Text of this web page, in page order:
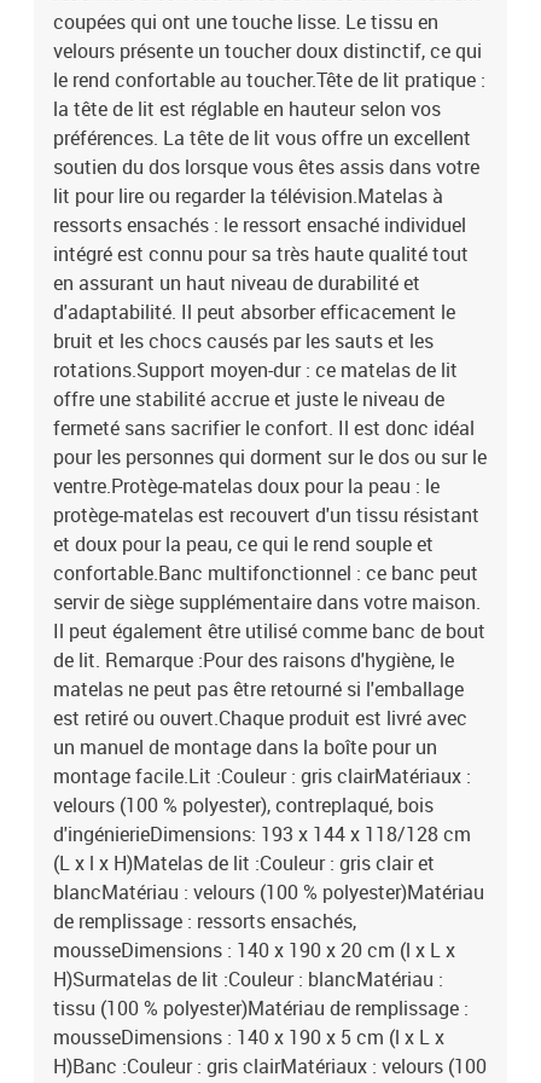
x surmatelas1 x banc
coupées qui ont une touche lisse. Le tissu en
velours présente un toucher doux distinctif, ce qui
le rend confortable au toucher.Tête de lit pratique :
la tête de lit est réglable en hauteur selon vos
préférences. La tête de lit vous offre un excellent
soutien du dos lorsque vous êtes assis dans votre
lit pour lire ou regarder la télévision.Matelas à
ressorts ensachés : le ressort ensaché individuel
intégré est connu pour sa très haute qualité tout
en assurant un haut niveau de durabilité et
d'adaptabilité. Il peut absorber efficacement le
bruit et les chocs causés par les sauts et les
rotations.Support moyen-dur : ce matelas de lit
offre une stabilité accrue et juste le niveau de
fermeté sans sacrifier le confort. Il est donc idéal
pour les personnes qui dorment sur le dos ou sur le
ventre.Protège-matelas doux pour la peau : le
protège-matelas est recouvert d'un tissu résistant
et doux pour la peau, ce qui le rend souple et
confortable.Banc multifonctionnel : ce banc peut
servir de siège supplémentaire dans votre maison.
Il peut également être utilisé comme banc de bout
de lit. Remarque :Pour des raisons d'hygiène, le
matelas ne peut pas être retourné si l'emballage
est retiré ou ouvert.Chaque produit est livré avec
un manuel de montage dans la boîte pour un
montage facile.Lit :Couleur : gris clairMatériaux :
velours (100 % polyester), contreplaqué, bois
d'ingénierieDimensions: 193 x 144 x 118/128 cm
(L x l x H)Matelas de lit :Couleur : gris clair et
blancMatériau : velours (100 % polyester)Matériau
de remplissage : ressorts ensachés,
mousseDimensions : 140 x 190 x 20 cm (l x L x
H)Surmatelas de lit :Couleur : blancMatériau :
tissu (100 % polyester)Matériau de remplissage :
mousseDimensions : 140 x 190 x 5 cm (l x L x
H)Banc :Couleur : gris clairMatériaux : velours (100